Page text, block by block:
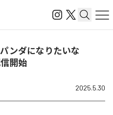
ンダになりたいな
開始
2025.5.30